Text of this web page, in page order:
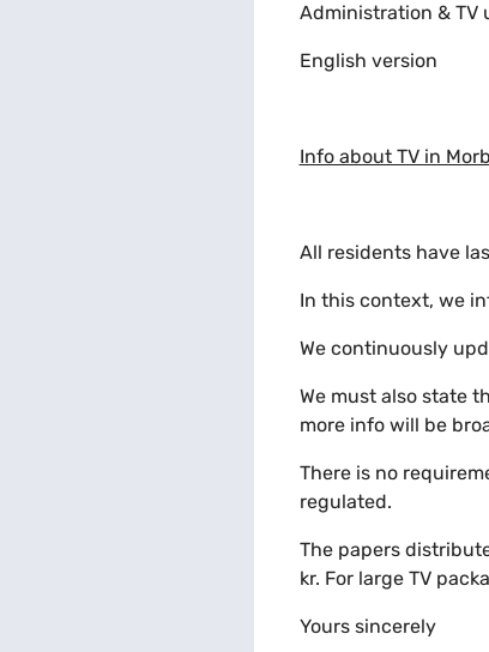
Administration & TV
English version
Info about TV in
All residents have
In this context, we
We continuously
We must also state
more info will be
There is no
regulated.
The papers
kr. For large TV
Yours sincerely